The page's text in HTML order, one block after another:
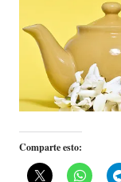
Comparte esto: